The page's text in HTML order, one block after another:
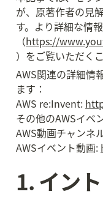
が、原著作者の見
す。より詳細な情
（https://
）をご覧いただく
AWS関連の詳細情
ます：
AWS re:Invent:
その他のAWSイベ
AWS動画チャンネ
AWSイベント動画:
1. イン